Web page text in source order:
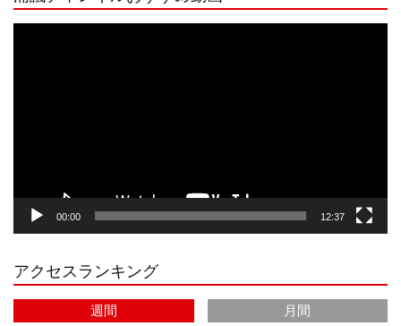
r
a
e
C
00:00 12:37
アクセスランキング
週間
月間